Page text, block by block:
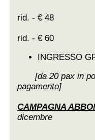
2
rid. - € 48
3
rid. - € 60
INGRESSO
[da 20 pax in poi
pagamento]
CAMPAGNA
dicembre